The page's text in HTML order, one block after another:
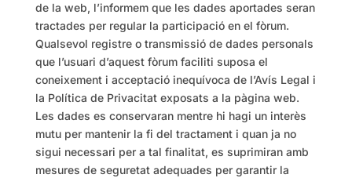
de la web, l’informem que les dades aportades seran
tractades per regular la participació en el fòrum.
Qualsevol registre o transmissió de dades personals
que l’usuari d’aquest fòrum faciliti suposa el
coneixement i acceptació inequívoca de l’Avís Legal i
la Política de Privacitat exposats a la pàgina web.
Les dades es conservaran mentre hi hagi un interès
mutu per mantenir la fi del tractament i quan ja no
sigui necessari per a tal finalitat, es suprimiran amb
mesures de seguretat adequades per garantir la